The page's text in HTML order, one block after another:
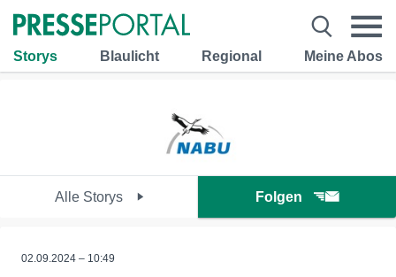
Storys Blaulicht Regional Meine Abos
Alle Storys Folgen
02.09.2024 – 10:49